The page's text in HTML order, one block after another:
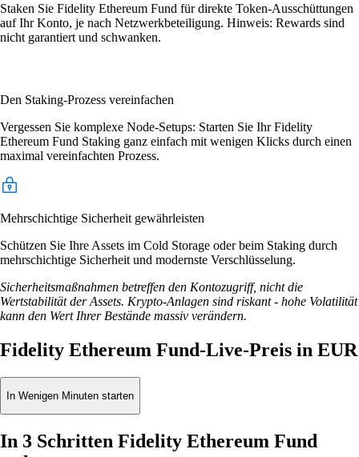
Staken Sie Fidelity Ethereum Fund für direkte Token-Ausschüttungen
auf Ihr Konto, je nach Netzwerkbeteiligung. Hinweis: Rewards sind
nicht garantiert und schwanken.
Den Staking-Prozess vereinfachen
Vergessen Sie komplexe Node-Setups: Starten Sie Ihr Fidelity
Ethereum Fund Staking ganz einfach mit wenigen Klicks durch einen
maximal vereinfachten Prozess.
Mehrschichtige Sicherheit gewährleisten
Schützen Sie Ihre Assets im Cold Storage oder beim Staking durch
mehrschichtige Sicherheit und modernste Verschlüsselung.
Sicherheitsmaßnahmen betreffen den Kontozugriff, nicht die
Wertstabilität der Assets. Krypto-Anlagen sind riskant - hohe Volatilität
kann den Wert Ihrer Bestände massiv verändern.
Fidelity Ethereum Fund-Live-Preis in EUR
In Wenigen Minuten starten
In 3 Schritten Fidelity Ethereum Fund